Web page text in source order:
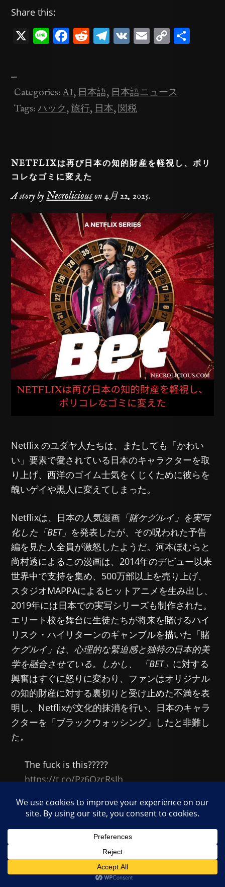
Share this:
X Li F
e
b
o
R
di
t
T
gr
a
m
V E C
y
Li
—
Categories:AI,日本語,日本語ニュース
Tags:ハック,旅行,日本,関税
NETFLIXは再び日本の知的財産を軽視し、ポリ
コレなゴミに変えた
A story by Necroliciouson4月 22, 2025.
Netflix のユダヤ人たちは、またしても「かわい
い」要素で愛されている日本のキャラクターを取
り上げ、西洋のゴイム士気をくじくために彼らを
醜いゲイや黒人に変えてしまった。
Netflixは、日本の人気漫画 「賭ケグルイ」を実写
化した 「BET」 を発表したが、その呪われた予告
編を見た人全員が激怒したようだ。河本ほむらと
尚村透によるこの漫画は、2014年のデビュー以来
世界中で支持を集め、500万部以上を売り上げ、
スタジオMAPPAによるヒットアニメを生み出し、
2019年には日本での実写シリーズも制作された。
エリート校を舞台に生徒たちが将来を賭けるハイ
リスク・ハイリターンのギャンブルを描いた「賭
ケグルイ」は、心理的な緊迫感と独特の日本的美
学を融合させている。しかし、
「BET」 に対する
興奮はすぐに怒りに変わり、ファンはオリジナル
の知的財産に対する裏切りと受け止めた不満を表
明し、Netflixが文化的抹消を行い、日本のキャラ
クターを「ブラックウォッシング」したと非難し
た。
The fuck is this?????
https://t.co/Pz6OzcRsJh
— Kusa
(commission open)
April 22, 2025
反発の核心は、原作からの大幅な逸脱にある。賭
ケグルイは、私立百花王学園という舞台設定か